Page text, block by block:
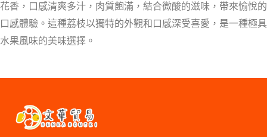
花香，口感清爽多汁，肉質飽滿，結合微酸的滋味，帶來愉悅的
口感體驗。這種荔枝以獨特的外觀和口感深受喜愛，是一種極具
水果風味的美味選擇。